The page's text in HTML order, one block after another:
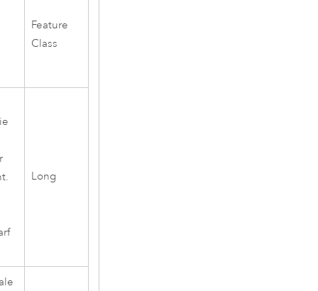
Feature
Class
Long